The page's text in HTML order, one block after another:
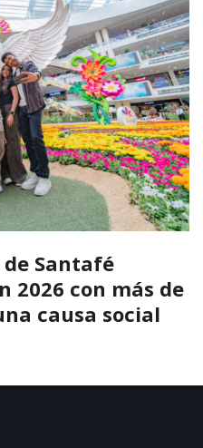
de Santafé
2026 con más de
causa social